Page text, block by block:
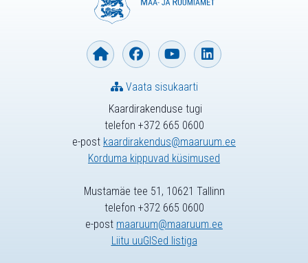
Kaardirakenduse tugi
telefon +372 665 0600
e-post kaardirakendus@maaruum.ee
Korduma kippuvad küsimused
Vaata sisukaarti
Mustamäe tee 51, 10621 Tallinn
telefon +372 665 0600
e-post maaruum@maaruum.ee
Liitu uuGISed listiga